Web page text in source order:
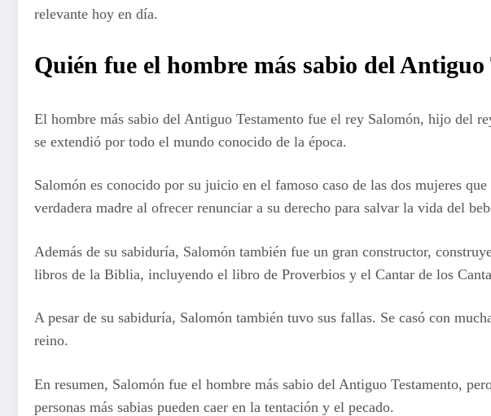
relevante hoy en día.
Quién fue el hombre más sabio del Antiguo
El hombre más sabio del Antiguo Testamento fue el rey Salomón, hijo del
se extendió por todo el mundo conocido de la época.
Salomón es conocido por su juicio en el famoso caso de las dos mujeres
verdadera madre al ofrecer renunciar a su derecho para salvar la vida del
Además de su sabiduría, Salomón también fue un gran constructor,
libros de la Biblia, incluyendo el libro de Proverbios y el Cantar de los
A pesar de su sabiduría, Salomón también tuvo sus fallas. Se casó con
reino.
En resumen, Salomón fue el hombre más sabio del Antiguo Testamento,
personas más sabias pueden caer en la tentación y el pecado.